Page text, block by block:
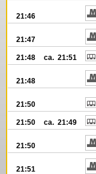
21:46
21:47
21:48 ca. 21:51
21:48
21:50
21:50 ca. 21:49
21:50
21:51